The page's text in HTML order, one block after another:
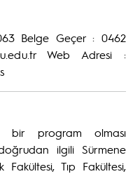
Belge Geçer : 0462
Web Adresi :
bir program olması
ilgili Sürmene
Fakültesi, Tıp Fakültesi,